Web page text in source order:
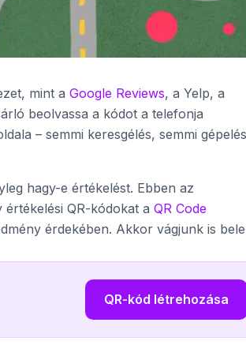
mint a Google Reviews, a Yelp, a
beolvassa a kódot a telefonja
– semmi keresgélés, semmi
hagy-e értékelést. Ebben az
QR-kódokat a QR Code
érdekében. Akkor vágjunk is
QR-kód létrehozása